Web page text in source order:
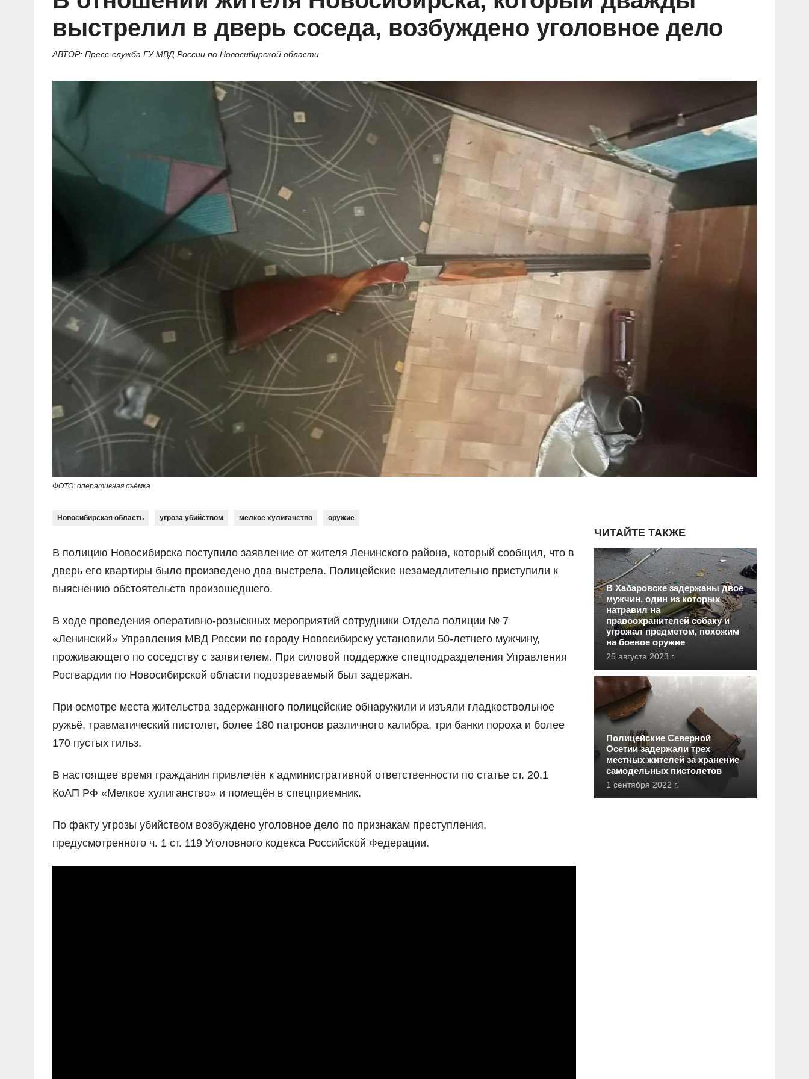
Специальный репортаж
КиберПОСТОВОЙ
Журнал «Полиция России»
выстрелил в дверь соседа, возбуждено уголовное дело
АВТОР: Пресс-служба ГУ МВД России по Новосибирской области
ФОТО: оперативная съёмка
Новосибирская область угроза убийством мелкое хулиганство оружие
В полицию Новосибирска поступило заявление от жителя Ленинского района, который сообщил, что в
дверь его квартиры было произведено два выстрела. Полицейские незамедлительно приступили к
выяснению обстоятельств произошедшего.
В ходе проведения оперативно-розыскных мероприятий сотрудники Отдела полиции № 7
«Ленинский» Управления МВД России по городу Новосибирску установили 50-летнего мужчину,
проживающего по соседству с заявителем. При силовой поддержке спецподразделения Управления
Росгвардии по Новосибирской области подозреваемый был задержан.
При осмотре места жительства задержанного полицейские обнаружили и изъяли гладкоствольное
ружьё, травматический пистолет, более 180 патронов различного калибра, три банки пороха и более
170 пустых гильз.
В настоящее время гражданин привлечён к административной ответственности по статье ст. 20.1
КоАП РФ «Мелкое хулиганство» и помещён в спецприемник.
По факту угрозы убийством возбуждено уголовное дело по признакам преступления,
предусмотренного ч. 1 ст. 119 Уголовного кодекса Российской Федерации.
ЧИТАЙТЕ ТАКЖЕ
В Хабаровске задержаны двое
мужчин, один из которых
натравил на
правоохранителей собаку и
угрожал предметом, похожим
на боевое оружие
25 августа 2023 г.
Полицейские Северной
Осетии задержали трех
местных жителей за хранение
самодельных пистолетов
1 сентября 2022 г.